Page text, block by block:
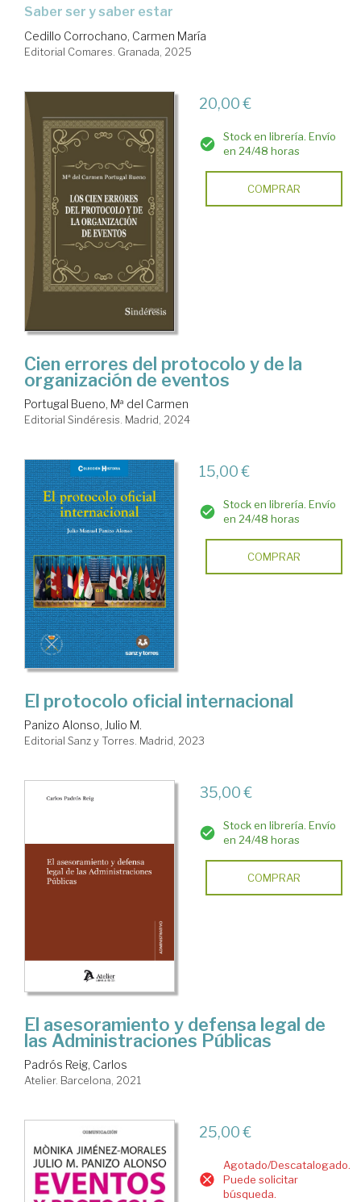
Saber ser y saber estar
Cedillo Corrochano, Carmen María
Editorial Comares. Granada, 2025
20,00 €
Stock en librería. Envío
en 24/48 horas
COMPRAR
Cien errores del protocolo y de la
organización de eventos
Portugal Bueno, Mª del Carmen
Editorial Sindéresis. Madrid, 2024
15,00 €
Stock en librería. Envío
en 24/48 horas
COMPRAR
El protocolo oficial internacional
Panizo Alonso, Julio M.
Editorial Sanz y Torres. Madrid, 2023
35,00 €
Stock en librería. Envío
en 24/48 horas
COMPRAR
El asesoramiento y defensa legal de
las Administraciones Públicas
Padrós Reig, Carlos
Atelier. Barcelona, 2021
25,00 €
Agotado/Descatalogado.
Puede solicitar
búsqueda.